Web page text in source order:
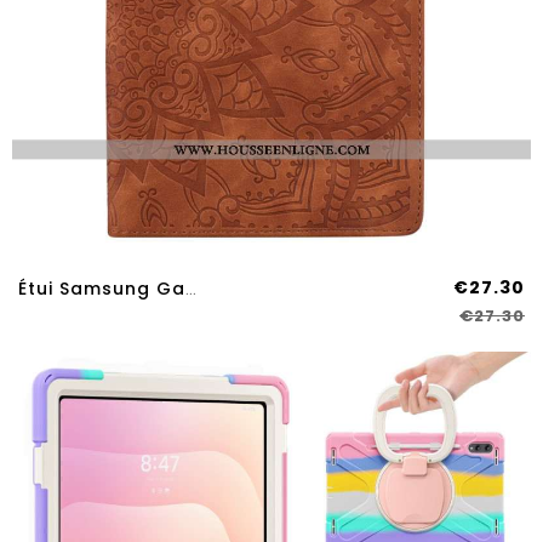
Étui Samsung Galaxy Tab S11 Ultra Effet Daim Mandala €27.30
€27.30